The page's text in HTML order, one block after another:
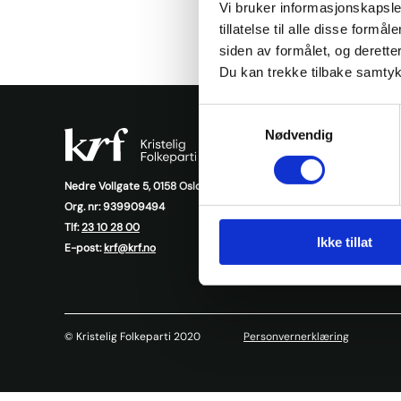
Vi bruker
tillatelse til alle disse
siden av formålet, og
Du kan trekke tilbake
Nødvendig
Ikke tillat
Nedre Vollgate 5, 0158 Oslo
Org. nr: 939909494
Tlf:23 10 28 00
E-post:krf@krf.no
KrFs
© Kristelig Folkeparti 2020 Personvernerklæring